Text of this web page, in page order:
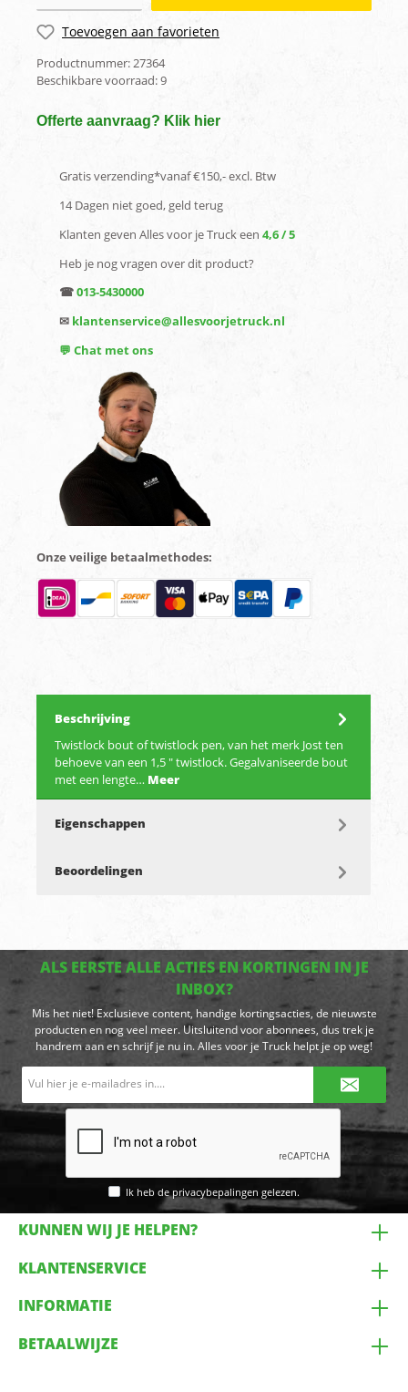
Toevoegen aan favorieten
Productnummer:27364
Beschikbare voorraad:9
Offerte aanvraag? Klik hier
Gratis verzending*vanaf €150,- excl. Btw
14 Dagen niet goed, geld terug
Klanten geven Alles voor je Truck een 4,6 / 5
Heb je nog vragen over dit product?
☎013-5430000
✉ klantenservice@allesvoorjetruck.nl
💬 Chat met ons
Onze veilige betaalmethodes:
Beschrijving
Twistlock bout of twistlock pen, van het merk Jost ten
behoeve van een 1,5 " twistlock. Gegalvaniseerde bout
met een lengte… Meer
Eigenschappen
Beoordelingen
ALS EERSTE ALLE ACTIES EN KORTINGEN IN JE
INBOX?
Mis het niet! Exclusieve content, handige kortingsacties, de nieuwste
producten en nog veel meer. Uitsluitend voor abonnees, dus trek je
handrem aan en schrijf je nu in. Alles voor je Truck helpt je op weg!
Ik heb de privacybepalingen gelezen.
KUNNEN WIJ JE HELPEN?
KLANTENSERVICE
INFORMATIE
BETAALWIJZE